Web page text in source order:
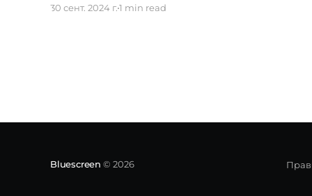
30 сент. 2024 г.1 min read
Bluescreen © 2026